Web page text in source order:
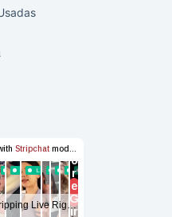
I'm Stripping Live Right Now